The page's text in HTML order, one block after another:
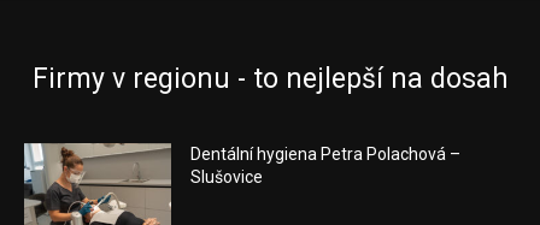
Firmy v regionu - to nejlepší na dosah
Dentální hygiena Petra Polachová –
Slušovice